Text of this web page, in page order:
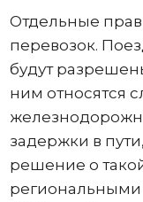
Отдельные
перевозок.
будут
ним относятся
задержки в
решение о
региональными